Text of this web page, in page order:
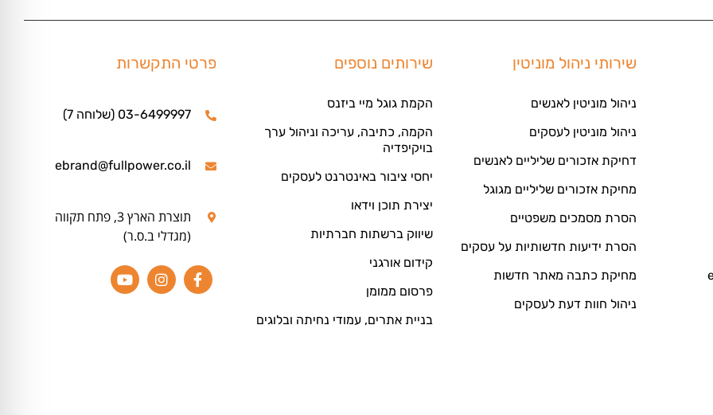
שירותי ניהול מוניטין
ניהול מוניטין לאנשים
ניהול מוניטין לעסקים
דחיקת אזכורים שליליים לאנשים
מחיקת אזכורים שליליים מגוגל
הסרת מסמכים משפטיים
הסרת ידיעות חדשותיות על עסקים
מחיקת כתבה מאתר חדשות
ניהול חוות דעת לעסקים
שירותים נוספים
הקמת גוגל מיי ביזנס
הקמה, כתיבה, עריכה וניהול ערך
בויקיפדיה
יחסי ציבור באינטרנט לעסקים
יצירת תוכן וידאו
שיווק ברשתות חברתיות
קידום אורגני
פרסום ממומן
בניית אתרים, עמודי נחיתה ובלוגים
פרטי התקשרות
03-6499997 (שלוחה 7)
ebrand@fullpower.co.il
תוצרת הארץ 3, פתח תקווה
(מגדלי ב.ס.ר)